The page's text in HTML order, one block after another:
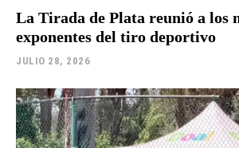
La Tirada de Plata reunió a los
exponentes del tiro deportivo
JULIO 28, 2026